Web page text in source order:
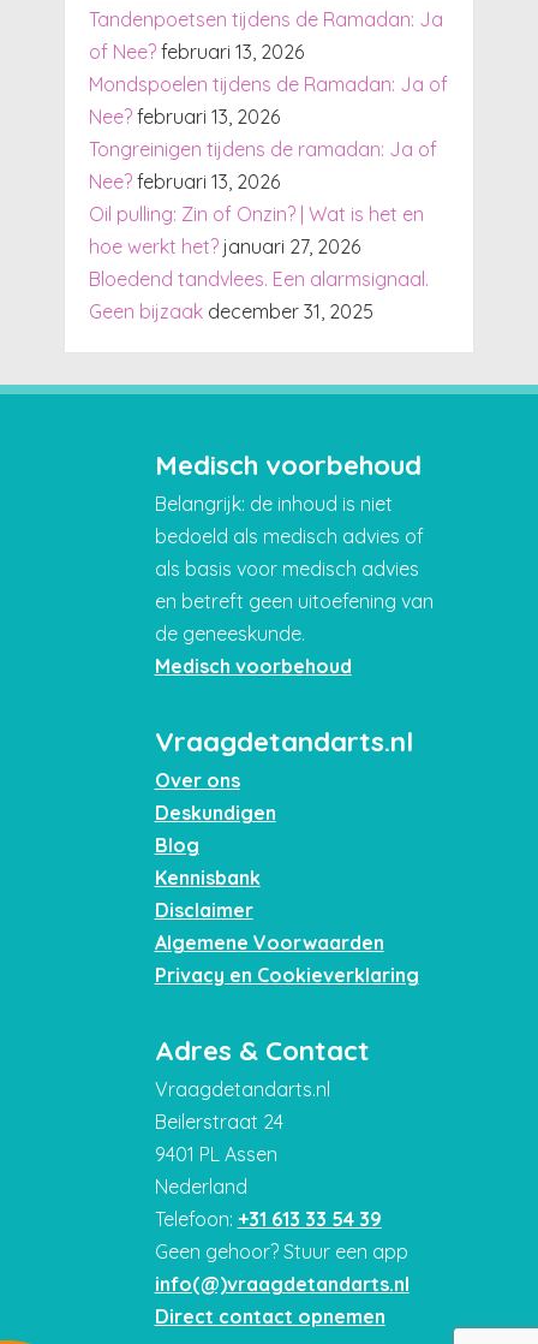
Tandenpoetsen tijdens de Ramadan: Ja
of Nee? februari 13, 2026
Mondspoelen tijdens de Ramadan: Ja of
Nee? februari 13, 2026
Tongreinigen tijdens de ramadan: Ja of
Nee? februari 13, 2026
Oil pulling: Zin of Onzin? | Wat is het en
hoe werkt het? januari 27, 2026
Bloedend tandvlees. Een alarmsignaal.
Geen bijzaak december 31, 2025
Medisch voorbehoud
Belangrijk: de inhoud is niet
bedoeld als medisch advies of
als basis voor medisch advies
en betreft geen uitoefening van
de geneeskunde.
Medisch voorbehoud
Vraagdetandarts.nl
Over ons
Deskundigen
Blog
Kennisbank
Disclaimer
Algemene Voorwaarden
Privacy en Cookieverklaring
Adres & Contact
Vraagdetandarts.nl
Beilerstraat 24
9401 PL Assen
Nederland
Telefoon: +31 613 33 54 39
Geen gehoor? Stuur een app
info(@)vraagdetandarts.nl
Direct contact opnemen